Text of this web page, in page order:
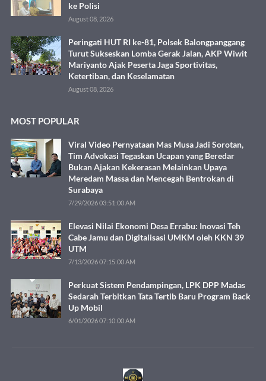
ke Polisi
August 08, 2026
Peringati HUT RI ke-81, Polsek Balongpanggang
Turut Sukseskan Lomba Gerak Jalan, AKP Wiwit
Mariyanto Ajak Peserta Jaga Sportivitas,
Ketertiban, dan Keselamatan
August 08, 2026
MOST POPULAR
Viral Video Pernyataan Mas Musa Jadi Sorotan,
Tim Advokasi Tegaskan Ucapan yang Beredar
Bukan Ajakan Kekerasan Melainkan Upaya
Meredam Massa dan Mencegah Bentrokan di
Surabaya
7/29/2026 03:51:00 AM
Elevasi Nilai Ekonomi Desa Errabu: Inovasi Teh
Cabe Jamu dan Digitalisasi UMKM oleh KKN 39
UTM
7/13/2026 07:15:00 AM
Perkuat Sistem Pendampingan, LPK DPP Madas
Sedarah Terbitkan Tata Tertib Baru Program Back
Up Mobil
6/01/2026 07:10:00 AM